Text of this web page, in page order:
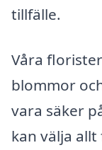
tillfälle.
Våra
blommor
vara säker
kan välja